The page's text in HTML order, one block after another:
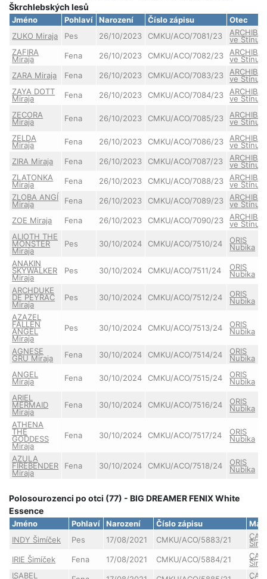
Škrchlebských lesů
Jméno Pohlaví Narození Číslo zápisu
Otec
ZUKO Miraja
Pes 26/10/2023 CMKU/ACO/7081/23
ve Stínu
ZAFIRA
Miraja Fena 26/10/2023 CMKU/ACO/7082/23
ve Stínu
ZARA Miraja
Fena 26/10/2023 CMKU/ACO/7083/23
ve Stínu
ZAYA DOTT
Miraja Fena 26/10/2023 CMKU/ACO/7084/23
ve Stínu
ZECORA
Miraja Fena 26/10/2023 CMKU/ACO/7085/23
ve Stínu
ZELDA
Miraja Fena 26/10/2023 CMKU/ACO/7086/23
ve Stínu
ZIRA Miraja
Fena 26/10/2023 CMKU/ACO/7087/23
ve Stínu
ZLATONKA
Miraja Fena 26/10/2023 CMKU/ACO/7088/23
ve Stínu
ZLOBA ANGÍ
Miraja Fena 26/10/2023 CMKU/ACO/7089/23
ve Stínu
ZOE Miraja
Fena 26/10/2023 CMKU/ACO/7090/23
ve Stínu
ALIOTH THE
MONSTER
Miraja
Pes 30/10/2024 CMKU/ACO/7510/24 ORIS
Nubika
ANAKIN
SKYWALKER
Miraja
Pes 30/10/2024 CMKU/ACO/7511/24 ORIS
Nubika
ARCHDUKE
DE PEYRAC
Miraja
Pes 30/10/2024 CMKU/ACO/7512/24 ORIS
Nubika
AZAZEL
FALLEN
ANGEL
Miraja
Pes 30/10/2024 CMKU/ACO/7513/24 ORIS
Nubika
AGNESE
GRU Miraja Fena 30/10/2024 CMKU/ACO/7514/24 ORIS
Nubika
ANGEL
Miraja Fena 30/10/2024 CMKU/ACO/7515/24 ORIS
Nubika
ARIEL
MERMAID
Miraja
Fena 30/10/2024 CMKU/ACO/7516/24 ORIS
Nubika
ATHENA
THE
GODDESS
Miraja
Fena 30/10/2024 CMKU/ACO/7517/24 ORIS
Nubika
AZULA
FIREBENDER
Miraja
Fena 30/10/2024 CMKU/ACO/7518/24 ORIS
Nubika
Polosourozenci po otci (77) - BIG DREAMER FENIX White
Essence
Jméno Pohlaví Narození Číslo zápisu
INDY Šimíček
Pes 17/08/2021 CMKU/ACO/5883/21
IRIE Šimíček
Fena 17/08/2021 CMKU/ACO/5884/21
ISABEL